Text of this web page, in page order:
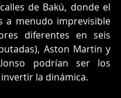
de Bakú, donde el
a menudo imprevisible
diferentes en seis
Aston Martin y
podrían ser los
la dinámica.